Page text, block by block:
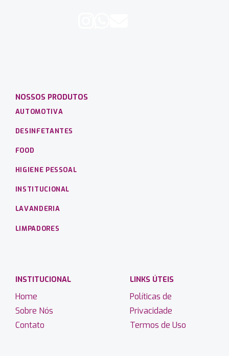
NOSSOS PRODUTOS
AUTOMOTIVA
DESINFETANTES
FOOD
HIGIENE PESSOAL
INSTITUCIONAL
LAVANDERIA
LIMPADORES
INSTITUCIONAL
Home
Sobre Nós
Contato
LINKS ÚTEIS
Políticas de
Privacidade
Termos de Uso